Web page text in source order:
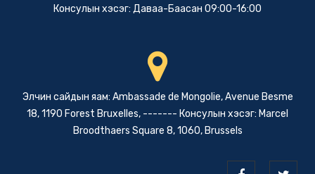
Консулын хэсэг: Даваа-Баасан 09:00-16:00
Элчин сайдын яам: Ambassade de Mongolie, Avenue Besme
18, 1190 Forest Bruxelles, ------- Консулын хэсэг: Marcel
Broodthaers Square 8, 1060, Brussels